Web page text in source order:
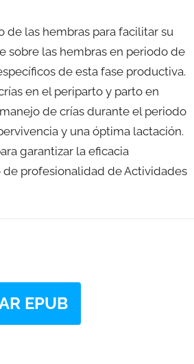
de las hembras para facilitar su
sobre las hembras en periodo de
de esta fase productiva.
en el periparto y parto en
de crías durante el periodo
y una óptima lactación.
garantizar la eficacia
profesionalidad de Actividades
EPUB